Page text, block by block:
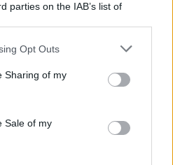
parties on the IAB’s list of
disclosed by us to third parties
app uses one or more Google
store information including but
behaviour. You may click to
and its third-party tags to
Opt Outs
Sharing of my
Sale of my
Pellecani guida una super
la mostra "TITO, 100 anni